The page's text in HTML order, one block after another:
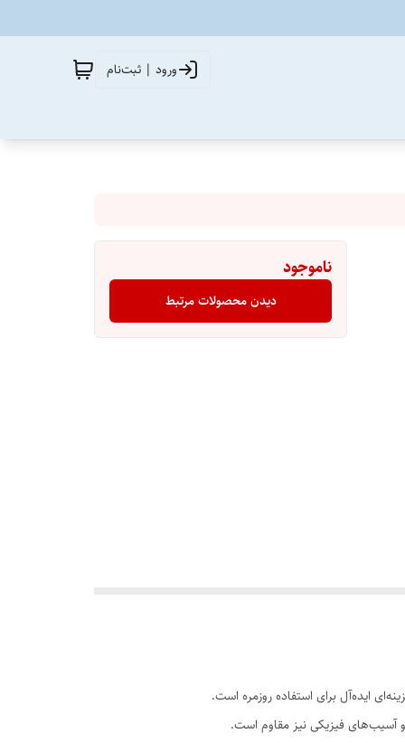
ورود | ثبت‌نام
ناموجود
دیدن محصولات مرتبط
ایده‌آل برای استفاده روزمره است.
آسیب‌های فیزیکی نیز مقاوم است.